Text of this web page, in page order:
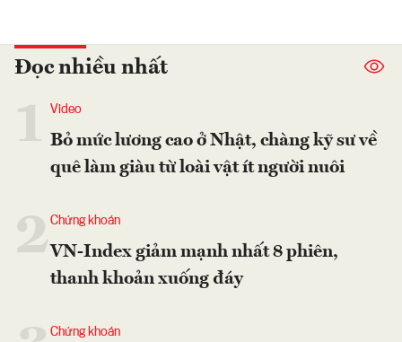
Đọc nhiều nhất
Video
Bỏ mức lương cao ở Nhật, chàng kỹ sư về
quê làm giàu từ loài vật ít người nuôi
2Chứng khoán
VN-Index giảm mạnh nhất 8 phiên,
thanh khoản xuống đáy
Chứng khoán